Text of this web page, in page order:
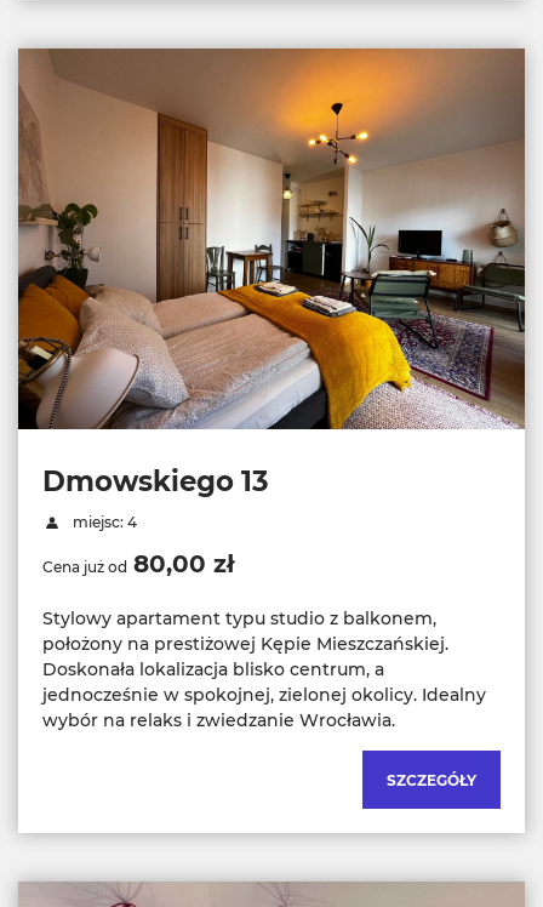
Dmowskiego 13
miejsc: 4
Cena już od 80,00 zł
Stylowy apartament typu studio z balkonem,
położony na prestiżowej Kępie Mieszczańskiej.
Doskonała lokalizacja blisko centrum, a
jednocześnie w spokojnej, zielonej okolicy. Idealny
wybór na relaks i zwiedzanie Wrocławia.
SZCZEGÓŁY